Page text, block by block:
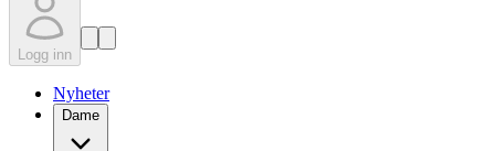
Logg inn
Nyheter
Dame